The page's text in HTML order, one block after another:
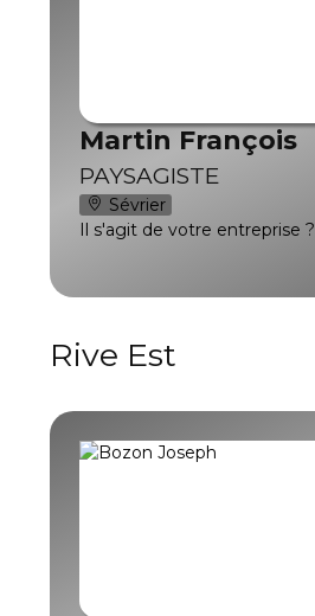
Martin François
PAYSAGISTE
Sévrier
Il s'agit de votre entreprise ?
Rive Est